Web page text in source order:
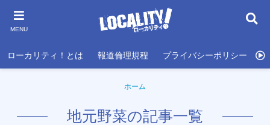
MENU
ローカリティ！とは 報道倫理規程 プライバシーポリシー
ホーム
地元野菜の記事一覧